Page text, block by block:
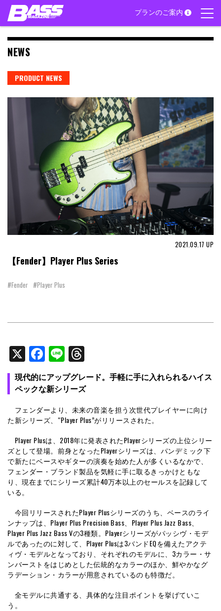
Skip
content
プランのご案内
NEWS
PRODUCT NEWS
2021.09.17 UP
【Fender】Player Plus Series
#Fender #Player Plus
X Facebook
Line
現代的にアップグレード。手軽に手に入れられるハイス
ペックな新シリーズ
フェンダーより、未来の音楽を担う次世代プレイヤーに向け
た新シリーズ、“Player Plus”がリリースされた。
Player Plusは、2018年に発表されたPlayerシリーズの上位シリー
ズとして登場。前身となったPlayerシリーズは、パンデミック下
で新たにベースやギターの演奏を始めた人が多くいるなかで、
フェンダー・ブランド製品を気軽に手に取るきっかけともな
り、現在までにシリーズ累計40万本以上のセールスを記録して
いる。
今回リリースされたPlayer Plusシリーズのうち、ベースのライ
ンナップは、Player Plus Precision Bass、Player Plus Jazz Bass、
Player Plus Jazz Bass Vの3種類。Playerシリーズがパッシヴ・モデ
ルであったのに対して、Player Plusは3バンドEQを備えたアクテ
ィヴ・モデルとなっており、それぞれのモデルに、3カラー・サ
ンバーストをはじめとした伝統的なカラーのほか、鮮やかなグ
ラデーション・カラーが用意されているのも特徴だ。
全モデルに共通する、具体的な注目ポイントを挙げていこ
う。